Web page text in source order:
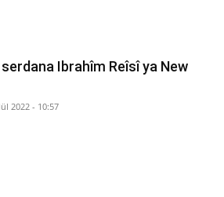
Ibrahîm Reîsî ya New
2022 - 10:57